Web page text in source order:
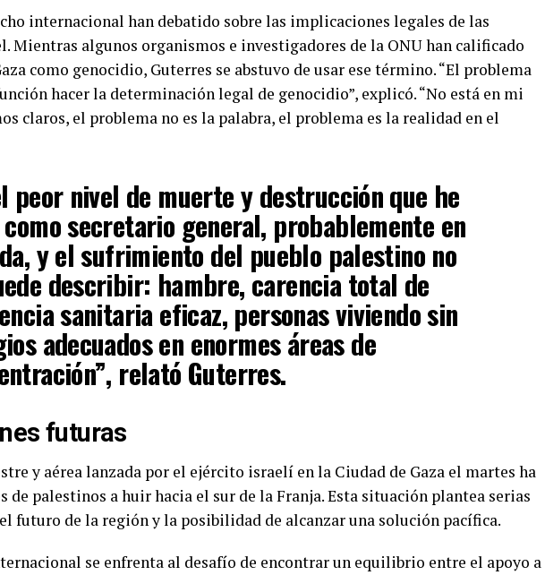
internacional han debatido sobre las implicaciones legales de las
Mientras algunos organismos e investigadores de la ONU han calificado
como genocidio, Guterres se abstuvo de usar ese término. “El problema
hacer la determinación legal de genocidio”, explicó. “No está en mi
claros, el problema no es la palabra, el problema es la realidad en el
peor nivel de muerte y destrucción que he
secretario general, probablemente en
y el sufrimiento del pueblo palestino no
describir: hambre, carencia total de
sanitaria eficaz, personas viviendo sin
adecuados en enormes áreas de
relató Guterres.
futuras
y aérea lanzada por el ejército israelí en la Ciudad de Gaza el martes ha
de palestinos a huir hacia el sur de la Franja. Esta situación plantea serias
futuro de la región y la posibilidad de alcanzar una solución pacífica.
se enfrenta al desafío de encontrar un equilibrio entre el apoyo a